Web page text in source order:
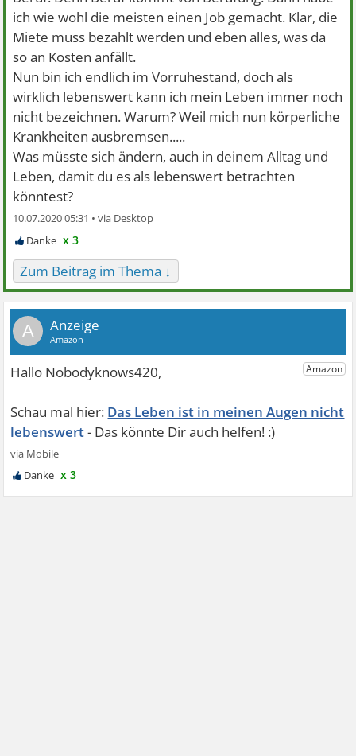
ich wie wohl die meisten einen Job gemacht. Klar, die
Miete muss bezahlt werden und eben alles, was da
so an Kosten anfällt.
Nun bin ich endlich im Vorruhestand, doch als
wirklich lebenswert kann ich mein Leben immer noch
nicht bezeichnen. Warum? Weil mich nun körperliche
Krankheiten ausbremsen.....
Was müsste sich ändern, auch in deinem Alltag und
Leben, damit du es als lebenswert betrachten
könntest?
10.07.2020 05:31 •
x 3
Zum Beitrag im Thema ↓
A
Das Leben ist in meinen Augen nicht
lebenswert
x 3